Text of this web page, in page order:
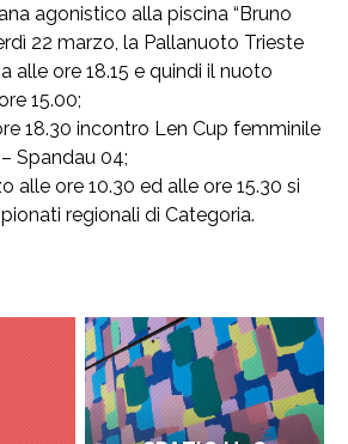
agonistico alla piscina “Bruno
22 marzo, la Pallanuoto Trieste
alle ore 18.15 e quindi il nuoto
15.00;
18.30 incontro Len Cup femminile
Spandau 04;
alle ore 10.30 ed alle ore 15.30 si
regionali di Categoria.